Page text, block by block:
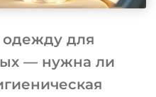
одежду для
— нужна ли